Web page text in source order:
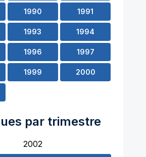
1990 1991
1993 1994
1996 1997
1999 2000
par trimestre
2002